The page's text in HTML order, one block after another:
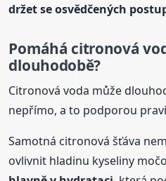
držet se osvědčených
Pomáhá citronová
dlouhodobě?
Citronová voda může
nepřímo, a to podporou
Samotná citronová šťáva
ovlivnit hladinu kyseliny